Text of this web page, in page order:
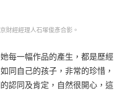
財經經理人石塚俊彥合影。
每一幅作品的產生，都是歷經
同自己的孩子，非常的珍惜，
認同及肯定，自然很開心，這